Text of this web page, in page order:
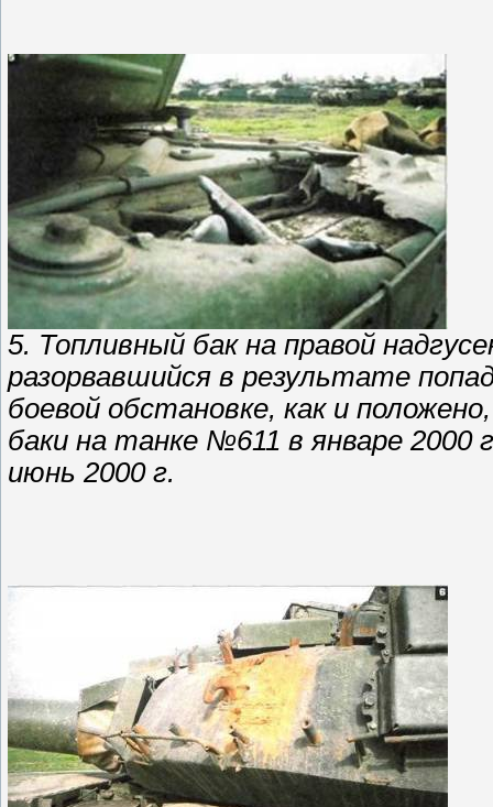
5. Топливный бак на правой
разорвавшийся в результате
боевой обстановке, как и
баки на танке №611 в январе 2000
июнь 2000 г.